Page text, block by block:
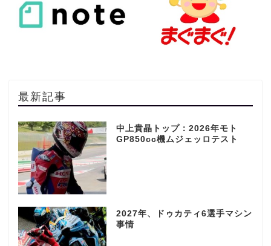
最新記事
中上貴晶トップ：2026年モト
GP850cc機ムジェッロテスト
2027年、ドゥカティ6選手マシン
事情